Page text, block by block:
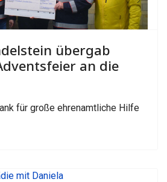
übergab
an die
für große ehrenamtliche Hilfe